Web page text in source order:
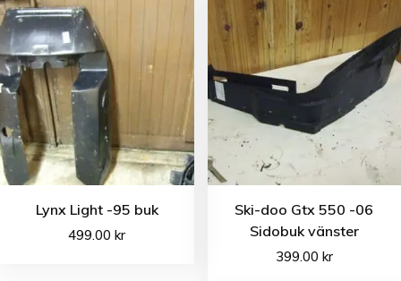
Lynx Light -95 buk
499.00kr
Ski-doo Gtx 550 -06
Sidobuk vänster
399.00 kr